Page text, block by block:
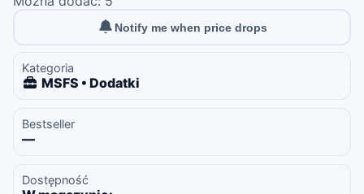
Notify me when price drops
Kategoria
MSFS • Dodatki
Bestseller
—
Dostępność